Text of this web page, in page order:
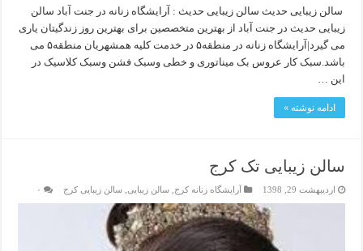
سالن زیبایی حدیث سالن زیبایی حدیث : آرایشگاه زنانه در جنت آباد سالن
زیبایی حدیث در جنت آباد از بهترین متخصصین برای بهترین روز زندگیتان یاری
می گیرد|آرایشگاه زنانه در منطقه۵ در خدمت کلیه همشهریان منطقه۵ می
باشد.سبک کار عروس بک میناتوری و خطی وسبک فشن وسبک کلاسیک در
این …
ادامه نوشته »
سالن زیبایی تک کرج
اردیبهشت 29, 1398 آرایشگاه زنانه کرج ,سالن زیبایی ,سالن زیبایی کرج ۰